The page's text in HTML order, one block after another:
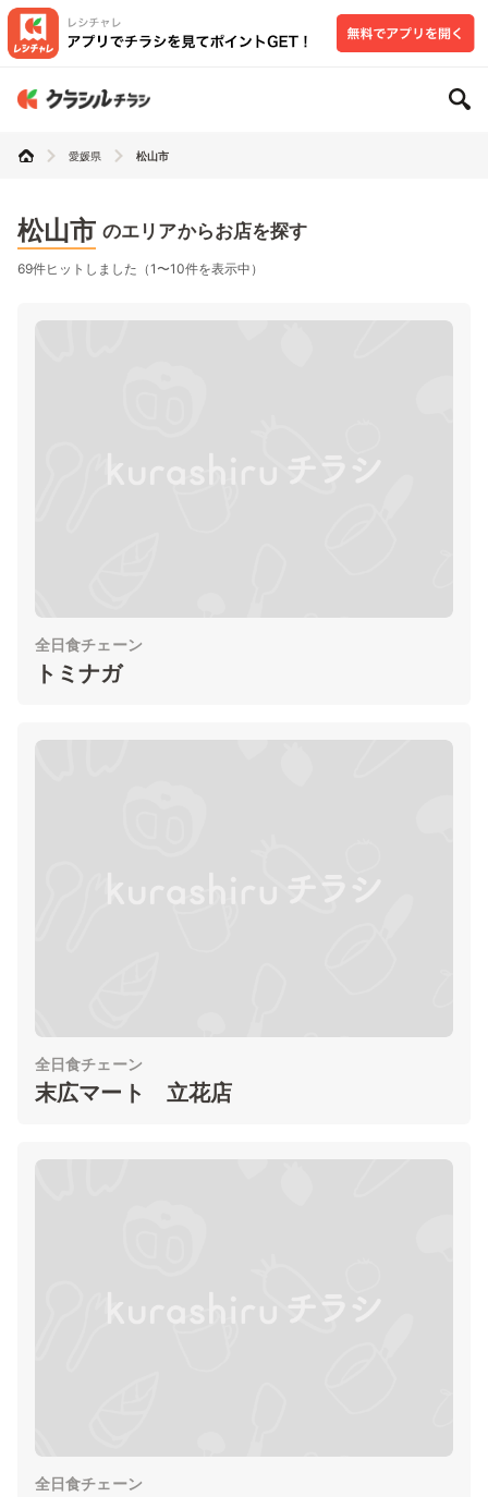
愛媛県 松山市
松山市 のエリアからお店を探す
69件ヒットしました（1〜10件を表示中）
全日食チェーン
トミナガ
全日食チェーン
末広マート 立花店
全日食チェーン